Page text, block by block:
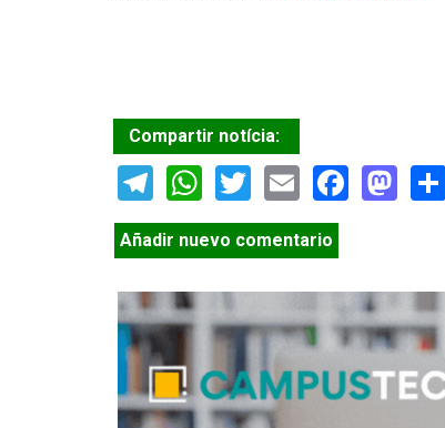
Compartir notícia:
Telegram
WhatsApp
TwitterEmail
Añadir nuevo comentario